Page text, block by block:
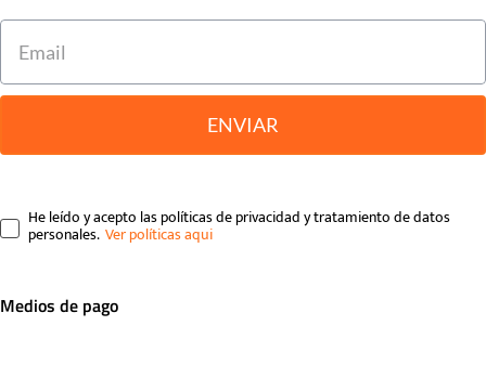
ENVIAR
He leído y acepto las políticas de privacidad y tratamiento de datos
personales.
Medios de pago